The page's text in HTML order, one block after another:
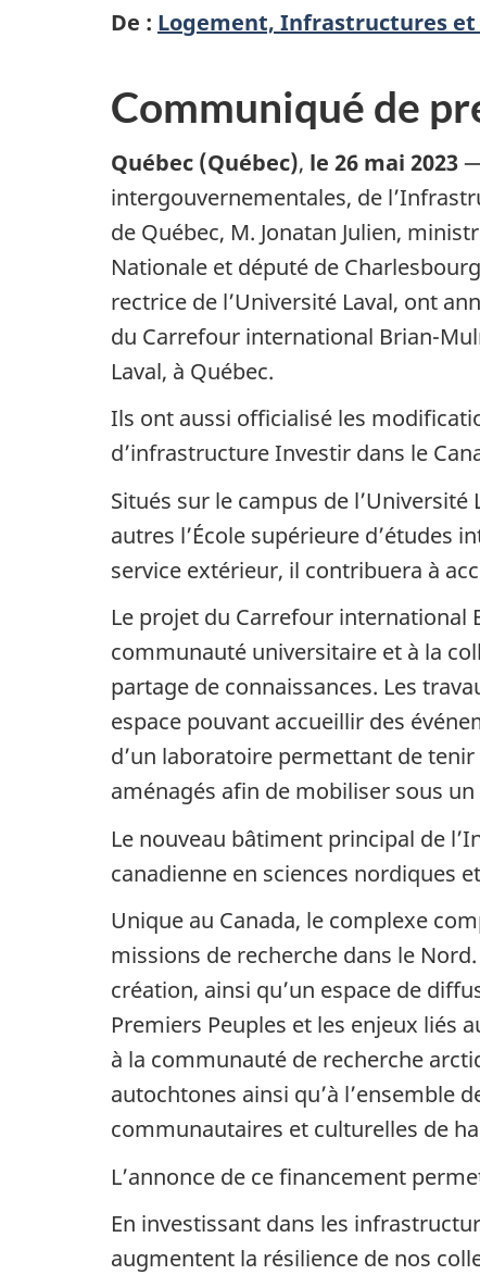
De : Logement, Infrastructures et
Communiqué de
Québec (Québec), le 26 mai 2023
intergouvernementales, de
de Québec, M. Jonatan Julien,
Nationale et député de
rectrice de l’Université Laval, ont
du Carrefour international Brian-
Laval, à Québec.
Ils ont aussi officialisé les
d’infrastructure Investir dans le
Situés sur le campus de
autres l’École supérieure d’études
service extérieur, il contribuera à
Le projet du Carrefour
communauté universitaire et à la
partage de connaissances. Les
espace pouvant accueillir des
d’un laboratoire permettant de
aménagés afin de mobiliser sous
Le nouveau bâtiment principal de
canadienne en sciences nordiques
Unique au Canada, le complexe
missions de recherche dans le
création, ainsi qu’un espace de
Premiers Peuples et les enjeux liés
à la communauté de recherche
autochtones ainsi qu’à l’ensemble
communautaires et culturelles de
L’annonce de ce financement
En investissant dans les
augmentent la résilience de nos